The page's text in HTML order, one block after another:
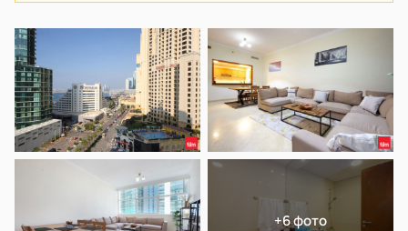
Готов к заселению
+6 фото